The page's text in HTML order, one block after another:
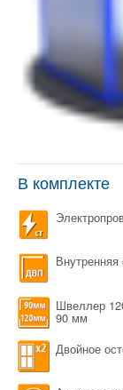
В комплекте
Швеллер
90 мм
Двойное